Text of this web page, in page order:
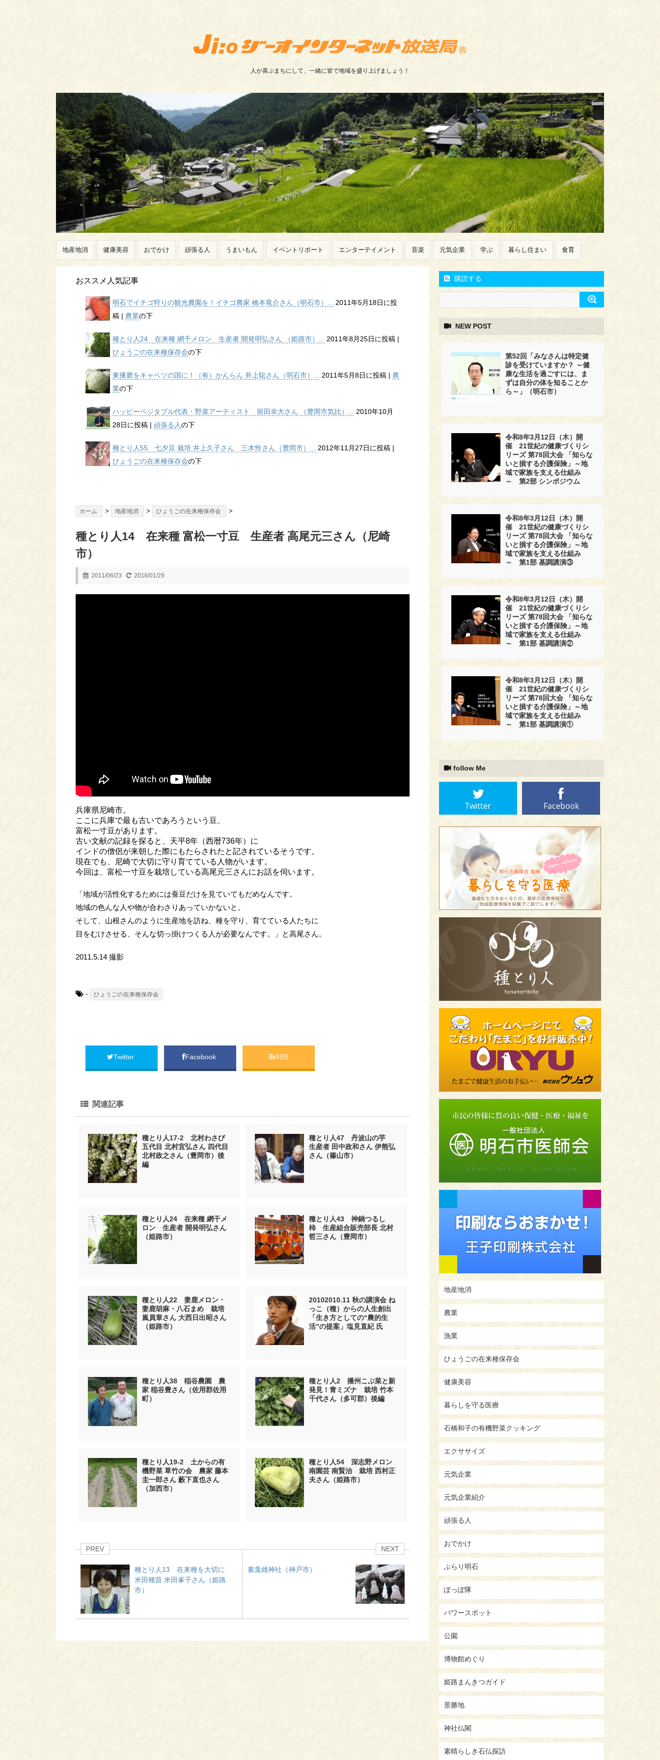
人が喜ぶまちにして、一緒に皆で地域を盛り上げましょう！
地産地消 健康美容 おでかけ 頑張る人 うまいもん イベントリポート エンターテイメント 音楽 元気企業 学ぶ 暮らし住まい 食育
おススメ人気記事
明石でイチゴ狩りの観光農園を！イチゴ農家 橋本竜介さん（明石市）...
2011年5月18日に投
稿 | 農業の下
種とり人24 在来種 網干メロン 生産者 開発明弘さん （姫路市）... 2011年8月25日に投稿 |
ひょうごの在来種保存会の下
東播磨をキャベツの国に！（有）かんらん 井上聡さん（明石市）... 2011年5月8日に投稿 | 農
業の下
ハッピーベジタブル代表・野菜アーティスト 留田幸大さん （豊岡市気比）...
2010年10月
28日に投稿 | 頑張る人の下
種とり人55 七夕豆 栽培 井上久子さん 三木怜さん（豊岡市）... 2012年11月27日に投稿 |
ひょうごの在来種保存会の下
ホーム > 地産地消 > ひょうごの在来種保存会 >
種とり人14 在来種 富松一寸豆 生産者 高尾元三さん（尼崎
市）
2011/06/23 2016/01/29
兵庫県尼崎市。
ここに兵庫で最も古いであろうという豆、
富松一寸豆があります。
古い文献の記録を探ると、天平8年（西暦736年）に
インドの僧侶が来朝した際にもたらされたと記されているそうです。
現在でも、尼崎で大切に守り育てている人物がいます。
今回は、富松一寸豆を栽培している高尾元三さんにお話を伺います。
「地域が活性化するためには蚕豆だけを見ていてもだめなんです。
地域の色んな人や物が合わさりあっていかないと。
そして、山根さんのように生産地を訪ね、種を守り、育てている人たちに
目をむけさせる、そんな切っ掛けつくる人が必要なんです。」と高尾さん。
2011.5.14 撮影
- ひょうごの在来種保存会
Twitter Facebook RSS
関連記事
種とり人17-2 北村わさび
五代目 北村宜弘さん 四代目
北村政之さん（豊岡市）後
編
種とり人47 丹波山の芋
生産者 田中政和さん 伊熊弘
さん（篠山市）
種とり人24 在来種 網干メ
ロン 生産者 開発明弘さん
（姫路市）
種とり人43 神鍋つるし
柿 生産組合販売部長 北村
哲三さん（豊岡市）
種とり人22 妻鹿メロン・
妻鹿胡麻・八石まめ 栽培
嵐員章さん 大西日出昭さん
（姫路市）
20102010.11 秋の講演会 ね
っこ（種）からの人生創出
「生き方としての“農的生
活”の提案」塩見直紀 氏
種とり人38 稲谷農園 農
家 稲谷豊さん（佐用郡佐用
町）
種とり人2 播州こぶ菜と新
発見！青ミズナ 栽培 竹本
千代さん（多可郡）後編
種とり人19-2 土からの有
機野菜 草竹の会 農家 藤本
圭一郎さん 藪下直也さん
（加西市）
種とり人54 深志野メロン
南園芸 南賢治 栽培 西村正
夫さん（姫路市）
PREV
種とり人13 在来種を大切に
米田種苗 米田峯子さん（姫路
市）
NEXT
素戔雄神社（神戸市）
購読する
NEW POST
第52回「みなさんは特定健
診を受けていますか？ ～健
康な生活を過ごすには、ま
ずは自分の体を知ることか
ら～」（明石市）
令和8年3月12日（木）開
催 21世紀の健康づくりシ
リーズ 第78回大会 「知らな
いと損する介護保険」～地
域で家族を支える仕組み
～ 第2部 シンポジウム
令和8年3月12日（木）開
催 21世紀の健康づくりシ
リーズ 第78回大会 「知らな
いと損する介護保険」～地
域で家族を支える仕組み
～ 第1部 基調講演③
令和8年3月12日（木）開
催 21世紀の健康づくりシ
リーズ 第78回大会 「知らな
いと損する介護保険」～地
域で家族を支える仕組み
～ 第1部 基調講演②
令和8年3月12日（木）開
催 21世紀の健康づくりシ
リーズ 第78回大会 「知らな
いと損する介護保険」～地
域で家族を支える仕組み
～ 第1部 基調講演①
follow Me
Twitter Facebook
地産地消
農業
漁業
ひょうごの在来種保存会
健康美容
暮らしを守る医療
石橋和子の有機野菜クッキング
エクササイズ
元気企業
元気企業紹介
頑張る人
おでかけ
ぶらり明石
ぽっぽ隊
パワースポット
公園
博物館めぐり
姫路まんきつガイド
景勝地
神社仏閣
素晴らしき石仏探訪